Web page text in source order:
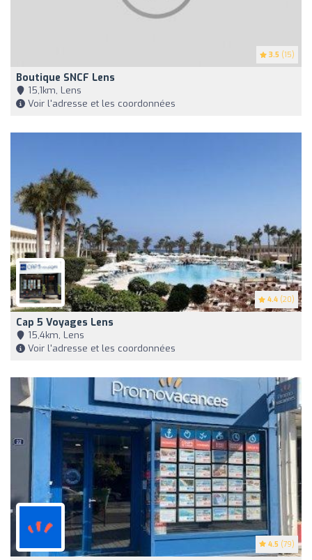
3.5 (15)
Boutique SNCF Lens
15,1km, Lens
Voir l'adresse et les coordonnées
4.4 (20)
Cap 5 Voyages Lens
15,4km, Lens
Voir l'adresse et les coordonnées
4.5 (79)